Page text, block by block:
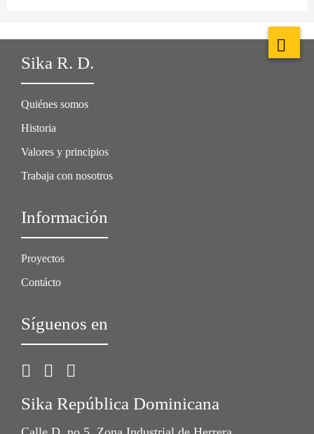
Sika R. D.
Quiénes somos
Historia
Valores y principios
Trabaja con nosotros
Información
Proyectos
Contácto
Síguenos en
Sika República Dominicana